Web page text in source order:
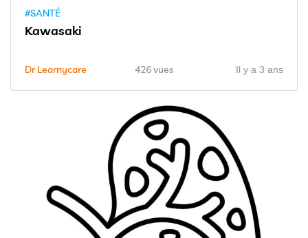
#SANTÉ
Kawasaki
Dr Learnycare 426 vues Il y a 3 ans